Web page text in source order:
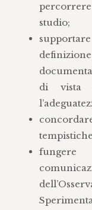
studio;
di vista